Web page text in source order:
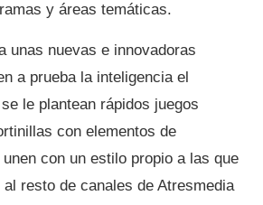
y áreas temáticas.
unas nuevas e innovadoras
a prueba la inteligencia el
le plantean rápidos juegos
con elementos de
con un estilo propio a las que
resto de canales de Atresmedia